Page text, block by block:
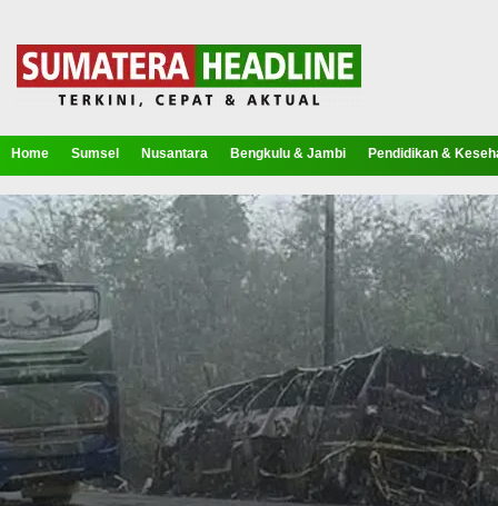
Home Sumsel Nusantara Bengkulu & Jambi Pendidikan &